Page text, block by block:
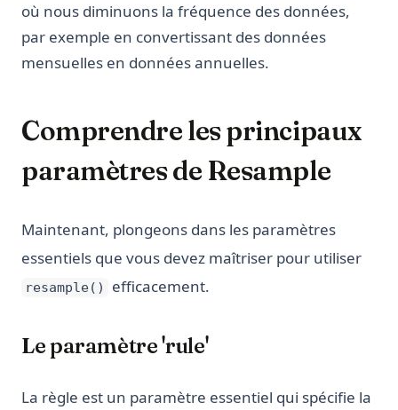
où nous diminuons la fréquence des données,
par exemple en convertissant des données
mensuelles en données annuelles.
Comprendre les principaux
paramètres de Resample
Maintenant, plongeons dans les paramètres
essentiels que vous devez maîtriser pour utiliser
resample() efficacement.
Le paramètre 'rule'
La règle est un paramètre essentiel qui spécifie la